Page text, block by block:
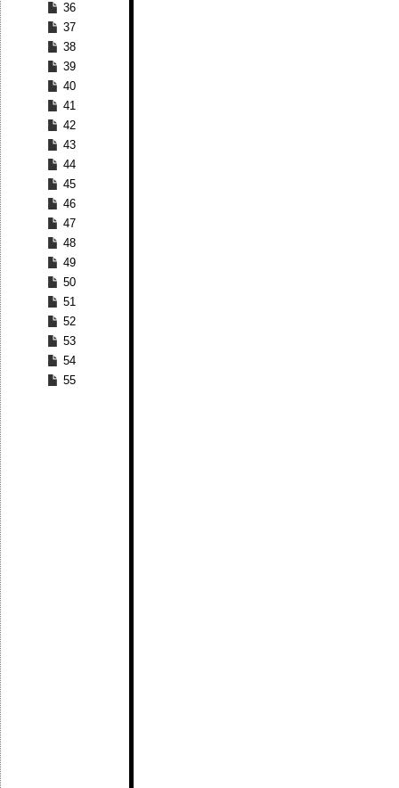
36
37
38
39
40
41
42
43
44
45
46
47
48
49
50
51
52
53
54
55